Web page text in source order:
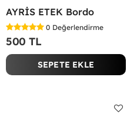
AYRİS ETEK Bordo
0 Değerlendirme
500 TL
SEPETE EKLE